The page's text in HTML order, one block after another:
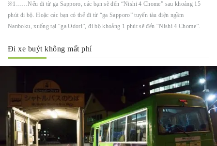
※1……Nếu đi từ ga Sapporo, các bạn sẽ đến “Nishi 4 Chome” sau khoảng 15
phút đi bộ. Hoặc các bạn có thể đi từ “ga Sapporo” tuyến tàu điện ngầm
Nanboku, xuống tại “ga Odori”, đi bộ khoảng 1 phút sẽ đến “Nishi 4 Chome”.
Đi xe buýt không mất phí